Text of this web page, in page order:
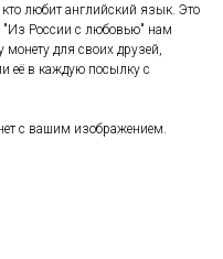
любит английский язык. Это
"Из России с любовью" нам
для своих друзей,
её в каждую посылку с
с вашим изображением.